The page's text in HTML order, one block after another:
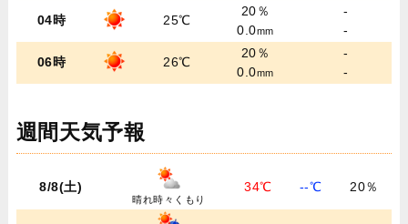
04時 25℃
20％
0.0mm
-
-
06時 26℃
20％
0.0mm
-
-
週間天気予報
8/8(土)
晴れ時々くもり
34℃ --℃ 20％